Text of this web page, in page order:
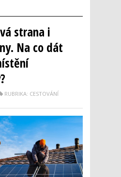
strana i
Na co dát
RUBRIKA: CESTOVÁNÍ